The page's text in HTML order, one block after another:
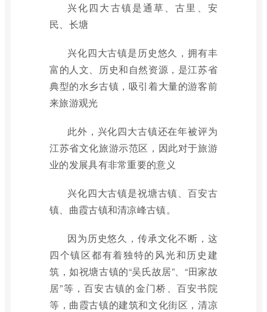
兴化四大古镇是通草、古里、安
民、长塘
兴化四大古镇是历史悠久，拥有丰
富的人文、历史和自然资源，是江苏省
典型的水乡古镇，吸引着大量的游客前
来旅游观光
此外，兴化四大古镇还在年被评为
江苏省文化旅游示范区，因此对于旅游
业的发展具有非常重要的意义
兴化四大古镇是祝塘古镇、百安古
镇、曲霞古镇和清凉峰古镇。
因为历史悠久，传承文化不断，这
四个镇区都有着独特的风光和历史建
筑，如祝塘古镇的“吴氏故居”、“田家故
居”等，百安古镇的金门桥、百安书院
等，曲霞古镇的建筑和文化街区，清凉